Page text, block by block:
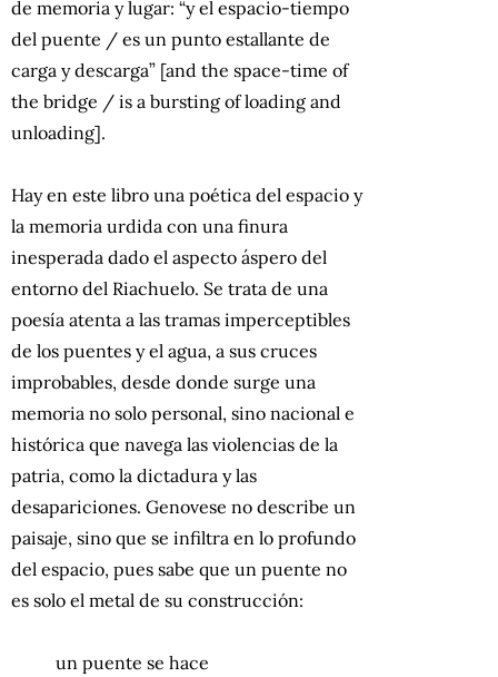
de memoria y lugar: “y el espacio-tiempo
del puente / es un punto estallante de
carga y descarga” [and the space-time of
the bridge / is a bursting of loading and
unloading].
Hay en este libro una poética del espacio y
la memoria urdida con una finura
inesperada dado el aspecto áspero del
entorno del Riachuelo. Se trata de una
poesía atenta a las tramas imperceptibles
de los puentes y el agua, a sus cruces
improbables, desde donde surge una
memoria no solo personal, sino nacional e
histórica que navega las violencias de la
patria, como la dictadura y las
desapariciones. Genovese no describe un
paisaje, sino que se infiltra en lo profundo
del espacio, pues sabe que un puente no
es solo el metal de su construcción:
un puente se hace